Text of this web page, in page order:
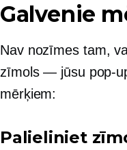
Galvenie
Nav nozīmes tam,
zīmols — jūsu pop-
mērķiem:
Palieliniet